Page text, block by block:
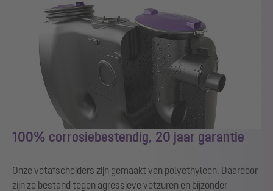
100% corrosiebestendig, 20 jaar garantie
Onze vetafscheiders zijn gemaakt van polyethyleen. Daardoor
zijn ze bestand tegen agressieve vetzuren en bijzonder